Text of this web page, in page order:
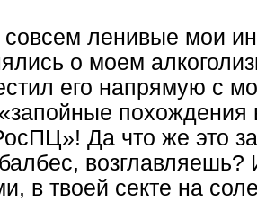
ленивые мои
о моем
его напрямую с
похождения
Да что же это
в твоей секте на